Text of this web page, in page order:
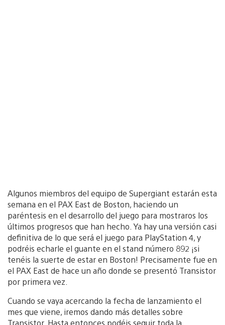
Algunos miembros del equipo de Supergiant estarán esta
semana en el PAX East de Boston, haciendo un
paréntesis en el desarrollo del juego para mostraros los
últimos progresos que han hecho. Ya hay una versión casi
definitiva de lo que será el juego para PlayStation 4, y
podréis echarle el guante en el stand número 892 ¡si
tenéis la suerte de estar en Boston! Precisamente fue en
el PAX East de hace un año donde se presentó Transistor
por primera vez.
Cuando se vaya acercando la fecha de lanzamiento el
mes que viene, iremos dando más detalles sobre
Transistor. Hasta entonces podéis seguir toda la